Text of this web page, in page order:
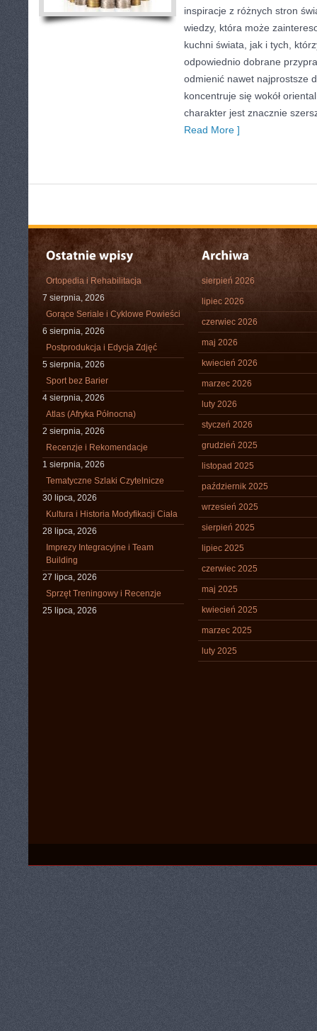
inspiracje z różnych stron
wiedzy, która może
kuchni świata, jak i tych,
odpowiednio dobrane
odmienić nawet najprostsze
koncentruje się wokół
charakter jest znacznie
Read More ]
Ortopedia i Rehabilitacja
7 sierpnia, 2026
Gorące Seriale i Cyklowe Powieści
6 sierpnia, 2026
Postprodukcja i Edycja Zdjęć
5 sierpnia, 2026
Sport bez Barier
4 sierpnia, 2026
Atlas (Afryka Północna)
2 sierpnia, 2026
Recenzje i Rekomendacje
1 sierpnia, 2026
Tematyczne Szlaki Czytelnicze
30 lipca, 2026
Kultura i Historia Modyfikacji Ciała
28 lipca, 2026
Imprezy Integracyjne i Team
Building
27 lipca, 2026
Sprzęt Treningowy i Recenzje
25 lipca, 2026
sierpień 2026
lipiec 2026
czerwiec 2026
maj 2026
kwiecień 2026
marzec 2026
luty 2026
styczeń 2026
grudzień 2025
listopad 2025
październik 2025
wrzesień 2025
sierpień 2025
lipiec 2025
czerwiec 2025
maj 2025
kwiecień 2025
marzec 2025
luty 2025